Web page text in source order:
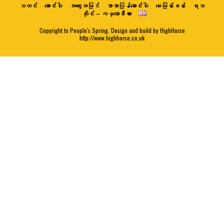
သတင်း ဆောင်းပါး အတွေးအမြင် ဘာသာပြန်ဆောင်းပါး မေးမြန်းခန်း
ရသ
ထိုင်း – ကမ္ဘောဒီးယား
Copyright to People's Spring. Design and build by HighHorse
http://www.highhorse.co.uk